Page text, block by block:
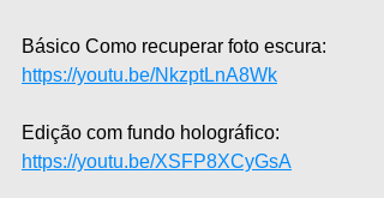
Básico Como recuperar foto escura:
https://youtu.be/NkzptLnA8Wk
Edição com fundo holográfico:
https://youtu.be/XSFP8XCyGsA